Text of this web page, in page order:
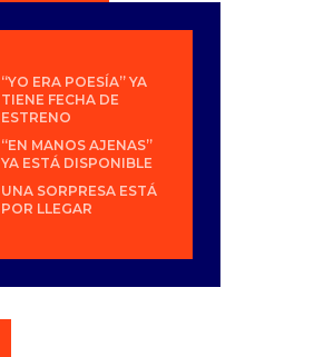
“YO ERA POESÍA” YA
TIENE FECHA DE
ESTRENO
“EN MANOS AJENAS”
YA ESTÁ DISPONIBLE
UNA SORPRESA ESTÁ
POR LLEGAR